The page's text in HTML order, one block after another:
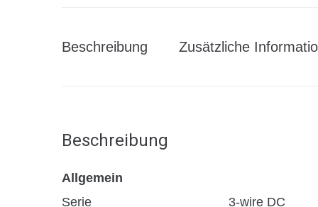
Beschreibung Zusätzliche
Beschreibung
Allgemein
Serie
3-wire DC